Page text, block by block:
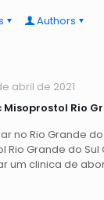
Authors
abril de 2021
Rio
no Rio Grande
Rio Grande do
um clinica de